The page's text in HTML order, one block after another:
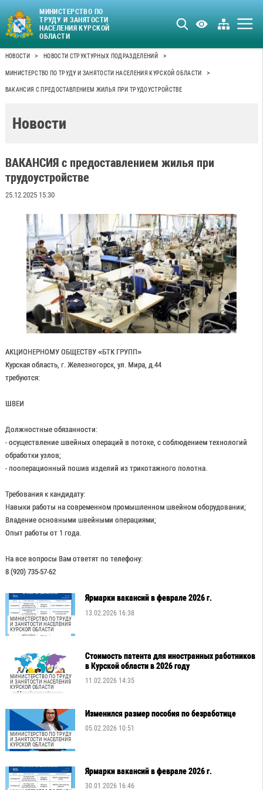
МИНИСТЕРСТВО ПО
ТРУДУ И ЗАНЯТОСТИ
НАСЕЛЕНИЯ КУРСКОЙ
ОБЛАСТИ
НОВОСТИ > НОВОСТИ СТРУКТУРНЫХ ПОДРАЗДЕЛЕНИЙ >
МИНИСТЕРСТВО ПО ТРУДУ И ЗАНЯТОСТИ НАСЕЛЕНИЯ КУРСКОЙ ОБЛАСТИ >
ВАКАНСИЯ С ПРЕДОСТАВЛЕНИЕМ ЖИЛЬЯ ПРИ ТРУДОУСТРОЙСТВЕ
Новости
ВАКАНСИЯ с предоставлением жилья при
трудоустройстве
25.12.2025 15:30
АКЦИОНЕРНОМУ ОБЩЕСТВУ «БТК ГРУПП»
Курская область, г. Железногорск, ул. Мира, д.44
требуются:
ШВЕИ
Должностные обязанности:
- осуществление швейных операций в потоке, с соблюдением технологий
обработки узлов;
- пооперационный пошив изделий из трикотажного полотна.
Требования к кандидату:
Навыки работы на современном промышленном швейном оборудовании;
Владение основными швейными операциями;
Опыт работы от 1 года.
На все вопросы Вам ответят по телефону:
8 (920) 735-57-62
МИНИСТЕРСТВО ПО ТРУДУ
И ЗАНЯТОСТИ НАСЕЛЕНИЯ
КУРСКОЙ ОБЛАСТИ
Ярмарки вакансий в феврале 2026 г.
13.02.2026 16:38
МИНИСТЕРСТВО ПО ТРУДУ
И ЗАНЯТОСТИ НАСЕЛЕНИЯ
КУРСКОЙ ОБЛАСТИ
Стоимость патента для иностранных работников
в Курской области в 2026 году
11.02.2026 14:35
МИНИСТЕРСТВО ПО ТРУДУ
И ЗАНЯТОСТИ НАСЕЛЕНИЯ
КУРСКОЙ ОБЛАСТИ
Изменился размер пособия по безработице
05.02.2026 10:51
Ярмарки вакансий в феврале 2026 г.
30.01.2026 16:46